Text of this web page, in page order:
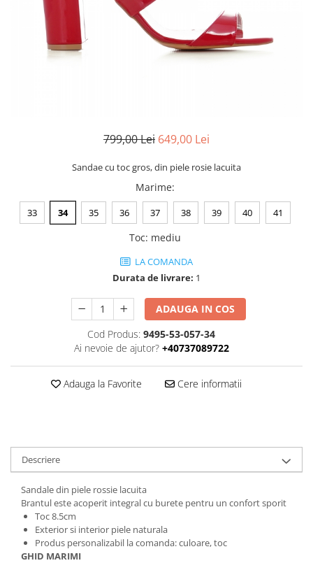
799,00 Lei 649,00 Lei
Sandae cu toc gros, din piele rosie lacuita
Marime:
33 34 35 36 37 38 39 40 41
Toc: mediu
LA COMANDA
Durata de livrare: 1
ADAUGA IN COS
Cod Produs: 9495-53-057-34
Ai nevoie de ajutor? +40737089722
Adauga la Favorite Cere informatii
Descriere
Sandale din piele rossie lacuita
Brantul este acoperit integral cu burete pentru un confort sporit
Toc 8.5cm
Exterior si interior piele naturala
Produs personalizabil la comanda: culoare, toc
GHID MARIMI